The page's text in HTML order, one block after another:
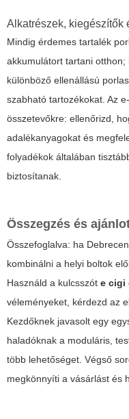
Alkatrészek, kiegészítők
Mindig érdemes tartalék
akkumulátort tartani
különböző ellenállású
szabható tartozékokat. Az
összetevőkre: ellenőrizd,
adalékanyagokat és
folyadékok általában
biztosítanak.
Összegzés és
Összefoglalva: ha
kombinálni a helyi boltok
Használd a kulcsszót e cigi
véleményeket, kérdezd az
Kezdőknek javasolt egy
haladóknak a moduláris,
több lehetőséget. Végső
megkönnyíti a vásárlást és